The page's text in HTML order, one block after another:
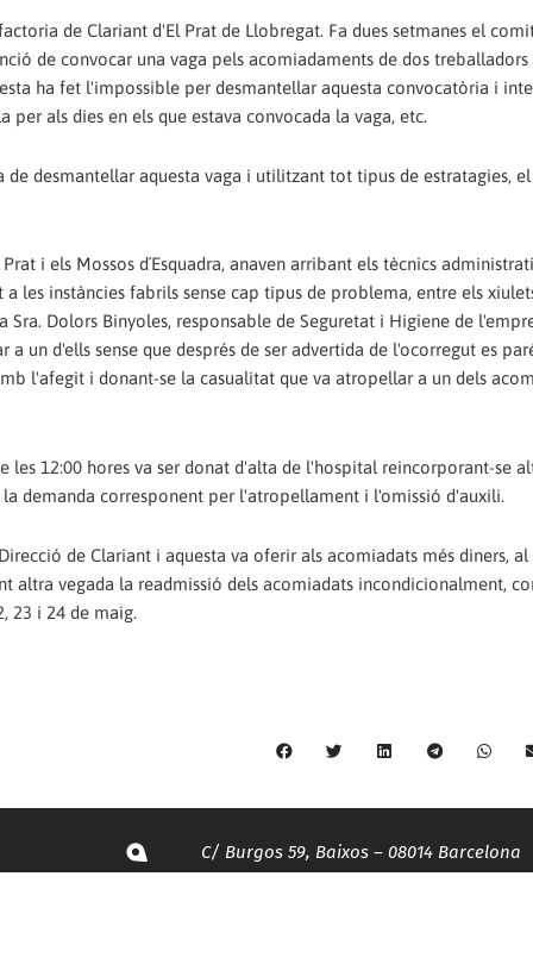
de Clariant d'El Prat de Llobregat. Fa dues setmanes el
de convocar una vaga pels acomiadaments de dos treballadors
ha fet l'impossible per desmantellar aquesta convocatòria i
als dies en els que estava convocada la vaga, etc.
desmantellar aquesta vaga i utilitzant tot tipus de estratagies,
i els Mossos d´Esquadra, anaven arribant els tècnics
les instàncies fabrils sense cap tipus de problema, entre els
Dolors Binyoles, responsable de Seguretat i Higiene de
un d'ells sense que després de ser advertida de l'ocorregut es
l'afegit i donant-se la casualitat que va atropellar a un dels
12:00 hores va ser donat d'alta de l'hospital reincorporant-se
demanda corresponent per l'atropellament i l'omissió d'auxili.
de Clariant i aquesta va oferir als acomiadats més diners,
altra vegada la readmissió dels acomiadats incondicionalment,
23 i 24 de maig.
C/ Burgos 59, Baixos – 08014 Barcelona